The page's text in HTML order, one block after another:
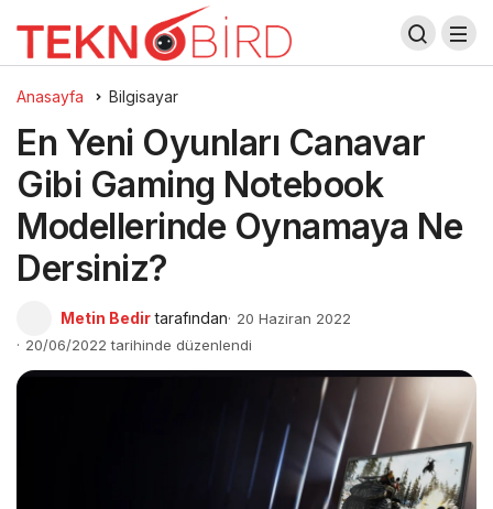
Anasayfa Bilgisayar
En Yeni Oyunları Canavar
Gibi Gaming Notebook
Modellerinde Oynamaya Ne
Dersiniz?
Metin Bedir tarafından
20 Haziran 2022
20/06/2022 tarihinde düzenlendi